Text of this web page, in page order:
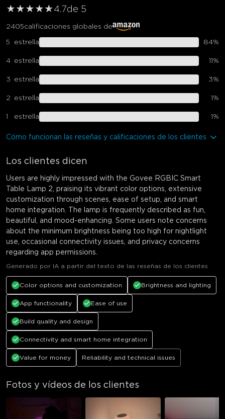
★ ★ ★ ★ ★
★4.7de 5
2405calificaciones globales de
5 estrella 84%
4 estrella 11%
3 estrella 3%
2 estrella 1%
1 estrella 1%
Cómo funcionan las reseñas y calificaciones de los clientes
Los clientes dicen
Users are highly impressed with the Govee RGBIC Smart
Table Lamp 2, praising its vibrant color options, extensive
customization through scenes, ease of setup, and smart
home integration. The lamp is frequently described as fun,
beautiful, and mood-enhancing. Some users note concerns
about the minimum brightness being too high for nightlight
use, occasional connectivity issues, and privacy concerns
regarding app permissions.
Generado por IA a partir del texto de las reseñas de los clientes
Color options and customization Brightness and lighting
App functionality Ease of use
Build quality and design
Connectivity and smart home integration
Value for money Reliability and technical issues
Fotos y vídeos de los clientes